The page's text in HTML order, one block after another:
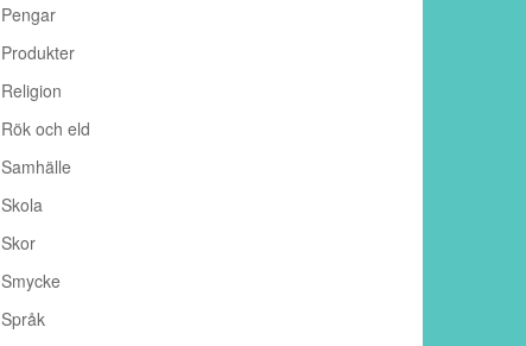
Pengar
Produkter
Religion
Rök och eld
Samhälle
Skola
Skor
Smycke
Språk